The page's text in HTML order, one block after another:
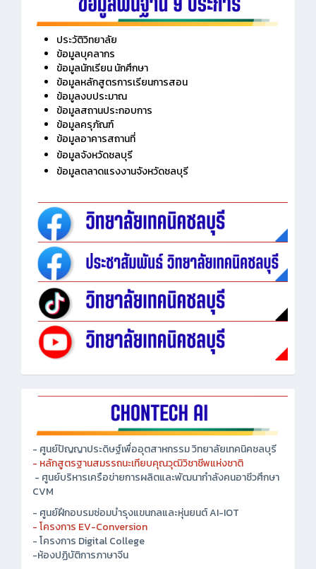
ประวัติวิทยาลัย
ข้อมูลบุคลากร
ข้อมูลนักเรียน นักศึกษา
ข้อมูลหลักสูตรการเรียนการสอน
ข้อมูลงบประมาณ
ข้อมูลสถานประกอบการ
ข้อมูลครุภัณฑ์
ข้อมูลอาคารสถานที่
ข้อมูลจังหวัดชลบุรี
- ศูนย์ปัญญาประดิษฐ์เพื่ออุตสาหกรรม วิทยาลัยเทคนิคชลบุรี
- หลักสูตรฐานสมรรถนะเทียบคุณวุฒิวิชาชีพแห่งชาติ
- ศูนย์บริหารเครือข่ายการผลิตและพัฒนากำลังคนอาชีวศึกษา
CVM
- ศูนย์ฝึกอบรมซ่อมบำรุงแขนกลและหุ่นยนต์ AI-IOT
- โครงการ EV-Conversion
- โครงการ Digital College